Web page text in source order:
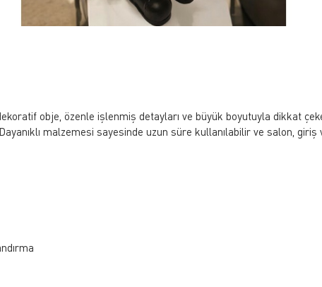
obje, özenle işlenmiş detayları ve büyük boyutuyla dikkat
malzemesi sayesinde uzun süre kullanılabilir ve salon, giriş